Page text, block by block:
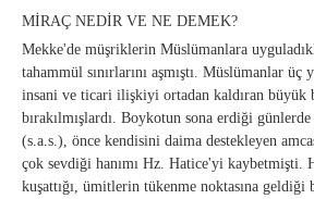
MİRAÇ NEDİR VE NE DEMEK?
Mekke'de müşriklerin Müslümanlara
tahammül sınırlarını aşmıştı. Müslümanlar
insani ve ticari ilişkiyi ortadan kaldıran büyük
bırakılmışlardı. Boykotun sona erdiği
(s.a.s.), önce kendisini daima destekleyen
çok sevdiği hanımı Hz. Hatice'yi kaybetmişti.
kuşattığı, ümitlerin tükenme noktasına geldiği